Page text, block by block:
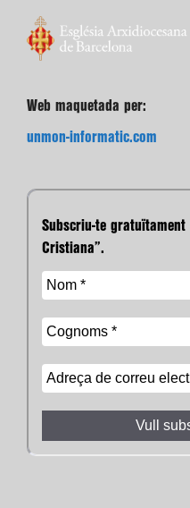
Web maquetada per:
unmon-informatic.com
Subscriu-te gratuïtament
Cristiana”.